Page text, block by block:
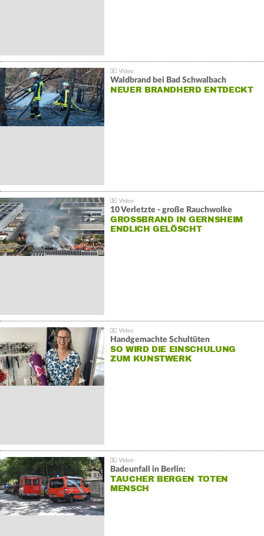
Waldbrand bei Bad Schwalbach
NEUER BRANDHERD ENTDECKT
10 Verletzte - große Rauchwolke
GROSSBRAND IN GERNSHEIM E
NDLICH GELÖSCHT
Handgemachte Schultüten
SO WIRD DIE EINSCHULUNG
ZUM KUNSTWERK
Badeunfall in Berlin:
TAUCHER BERGEN TOTEN
MENSCH